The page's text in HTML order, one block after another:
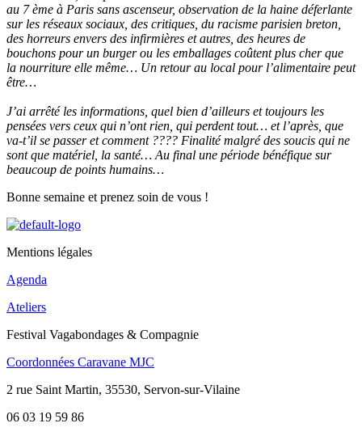
au 7 ème à Paris sans ascenseur, observation de la haine déferlante
sur les réseaux sociaux, des critiques, du racisme parisien breton,
des horreurs envers des infirmières et autres, des heures de
bouchons pour un burger ou les emballages coûtent plus cher que
la nourriture elle même… Un retour au local pour l’alimentaire peut
être…
J’ai arrêté les informations, quel bien d’ailleurs et toujours les
pensées vers ceux qui n’ont rien, qui perdent tout… et l’après, que
va-t’il se passer et comment ???? Finalité malgré des soucis qui ne
sont que matériel, la santé… Au final une période bénéfique sur
beaucoup de points humains…
Bonne semaine et prenez soin de vous !
Mentions légales
Agenda
Ateliers
Festival Vagabondages & Compagnie
Coordonnées Caravane MJC
2 rue Saint Martin, 35530, Servon-sur-Vilaine
06 03 19 59 86